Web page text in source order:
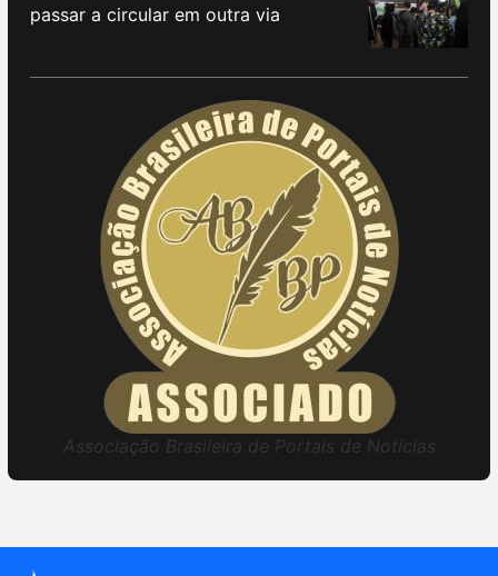
passar a circular em outra via
Associação Brasileira de Portais de Notícias